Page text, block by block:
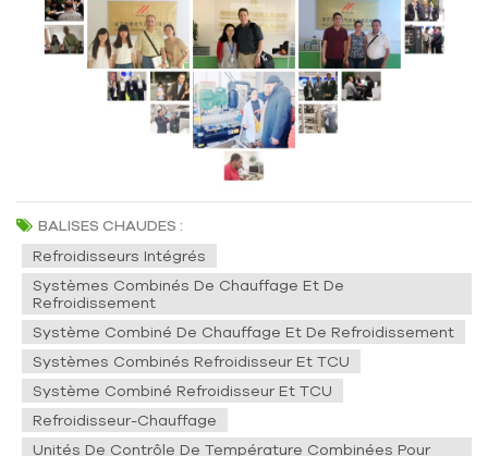
BALISES CHAUDES :
Refroidisseurs Intégrés
Systèmes Combinés De Chauffage Et De
Refroidissement
Système Combiné De Chauffage Et De Refroidissement
Systèmes Combinés Refroidisseur Et TCU
Système Combiné Refroidisseur Et TCU
Refroidisseur-Chauffage
Unités De Contrôle De Température Combinées Pour